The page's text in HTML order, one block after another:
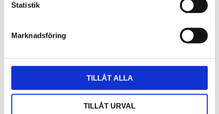
Statistik
Marknadsföring
TILLÅT ALLA
TILLÅT URVAL
2026
maj (2)
februari (16)